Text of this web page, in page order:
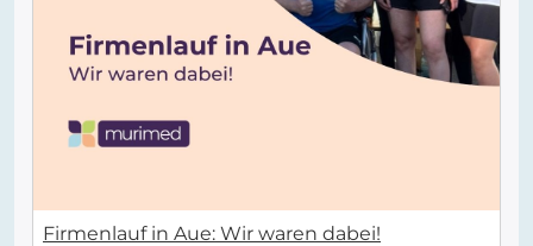
Firmenlauf in Aue: Wir waren dabei!